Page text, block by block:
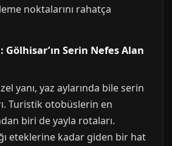
noktalarını rahatça
Serin Nefes Alan
yanı, yaz aylarında bile serin
Turistik otobüslerin en
biri de yayla rotaları.
eteklerine kadar giden bir hat